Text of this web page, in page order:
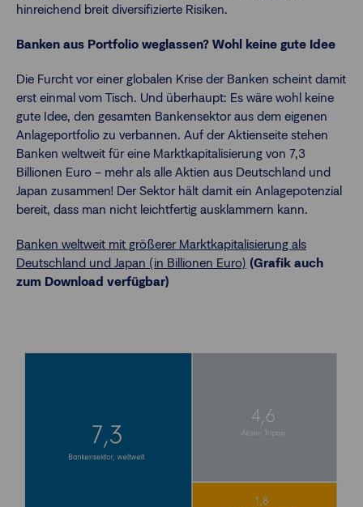
hinreichend breit diversifizierte Risiken.
Banken aus Portfolio weglassen? Wohl keine gute Idee
Die Furcht vor einer globalen Krise der Banken scheint damit
erst einmal vom Tisch. Und überhaupt: Es wäre wohl keine
gute Idee, den gesamten Bankensektor aus dem eigenen
Anlageportfolio zu verbannen. Auf der Aktienseite stehen
Banken weltweit für eine Marktkapitalisierung von 7,3
Billionen Euro – mehr als alle Aktien aus Deutschland und
Japan zusammen! Der Sektor hält damit ein Anlagepotenzial
bereit, dass man nicht leichtfertig ausklammern kann.
Banken weltweit mit größerer Marktkapitalisierung als
Deutschland und Japan (in Billionen Euro) (Grafik auch
zum Download verfügbar)